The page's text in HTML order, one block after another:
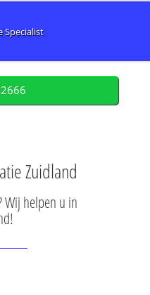
Specialist
Zuidland
Wij helpen u in